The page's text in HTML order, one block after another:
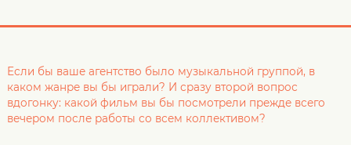
Если бы ваше агентство было музыкальной группой, в
каком жанре вы бы играли? И сразу второй вопрос
вдогонку: какой фильм вы бы посмотрели прежде всего
вечером после работы со всем коллективом?